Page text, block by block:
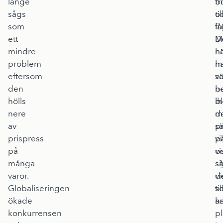
sågs
som
ett
mindre
problem
eftersom
den
hölls
nere
av
prispress
på
många
varor.
Globaliseringen
ökade
konkurrensen
till
till